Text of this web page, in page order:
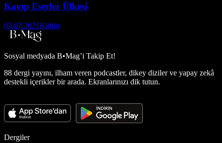
Kayıp Eserler Ülkesi
05.07.2021Kültür
Sosyal medyada B•Mag’i Takip Et!
88 dergi yayını, ilham veren podcastler, dikey diziler ve yapay zekâ
destekli içerikler bir arada. Ekranlarınızı dik tutun.
Dergiler